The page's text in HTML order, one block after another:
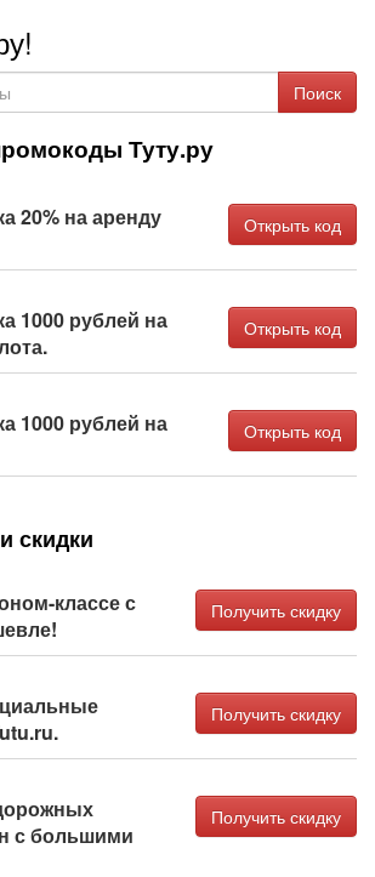
Поиск
Туту.ру
20% на аренду
Открыть код
1000 рублей на
Открыть код
1000 рублей на
Открыть код
скидки
классе с
Получить скидку
Получить скидку
с большими
Получить скидку